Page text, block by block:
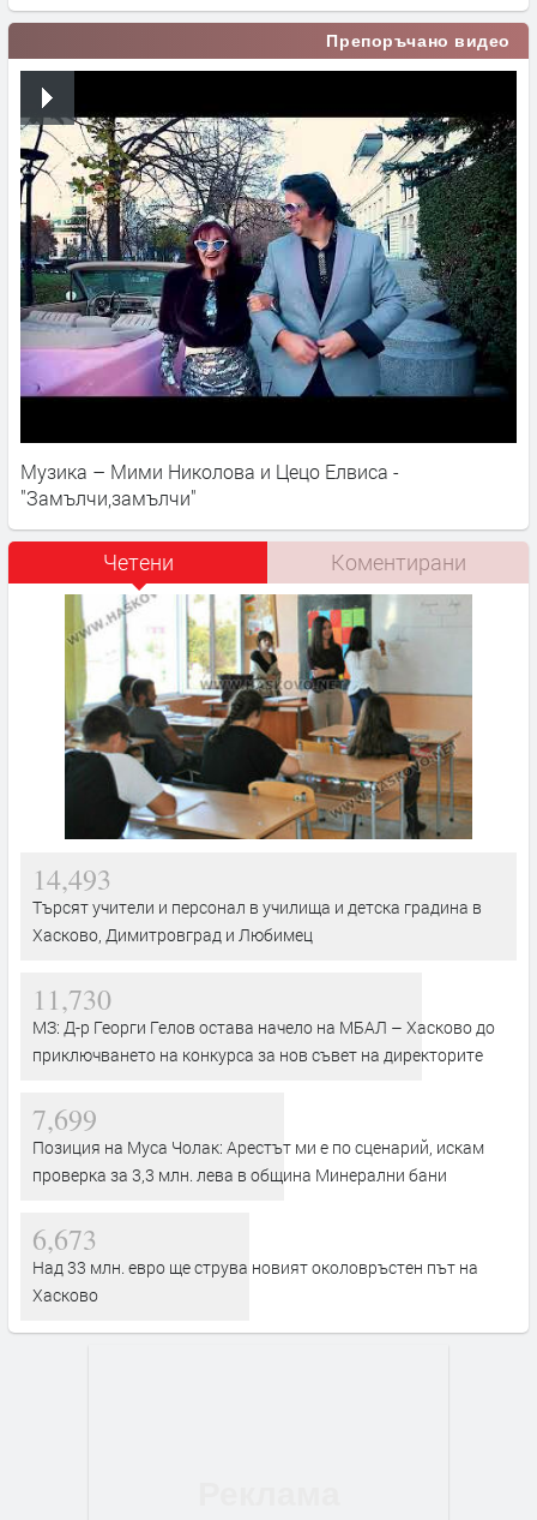
Препоръчано видео
Музика – Мими Николова и Цецо Елвиса -
"Замълчи,замълчи"
Четени Коментирани
14,493
Търсят учители и персонал в училища и детска градина в
Хасково, Димитровград и Любимец
11,730
МЗ: Д-р Георги Гелов остава начело на МБАЛ – Хасково до
приключването на конкурса за нов съвет на директорите
7,699
Позиция на Муса Чолак: Арестът ми е по сценарий, искам
проверка за 3,3 млн. лева в община Минерални бани
6,673
Над 33 млн. евро ще струва новият околовръстен път на
Хасково